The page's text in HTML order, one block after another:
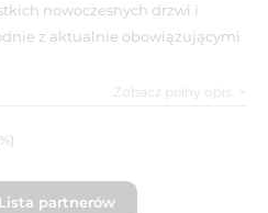
nowoczesnych drzwi i
z aktualnie obowiązującymi
Zobacz pełny opis
Lista partnerów